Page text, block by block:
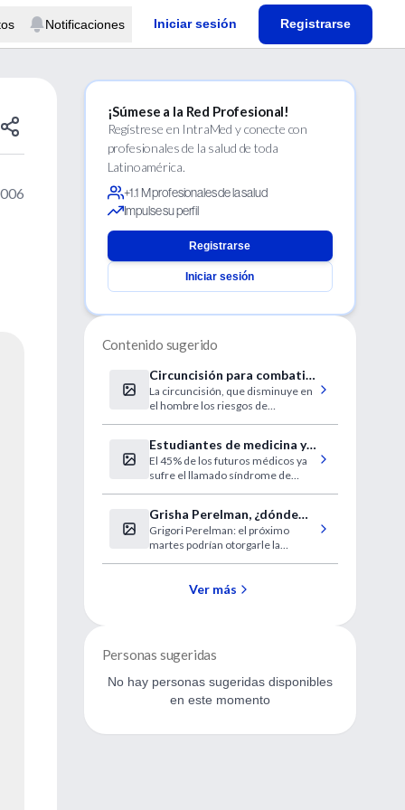
Notificaciones Iniciar sesión Registrarse
¡Súmese a la Red Profesional!
Regístrese en IntraMed y conecte con
profesionales de la salud de toda
Latinoamérica.
+1.1 M profesionales de la salud
Impulse su perfil
Registrarse
Iniciar sesión
Contenido sugerido
Circuncisión para combatir
el SIDA
La circuncisión, que disminuye en
el hombre los riesgos de
conjunto de armas con la epidemia
del SIDA.
Estudiantes de medicina y
médicos 'quemados'
El 45% de los futuros médicos ya
sufre el llamado síndrome de
Grisha Perelman, ¿dónde
estás?
Grigori Perelman: el próximo
martes podrían otorgarle la
Ver más
Personas sugeridas
No hay personas sugeridas disponibles
en este momento